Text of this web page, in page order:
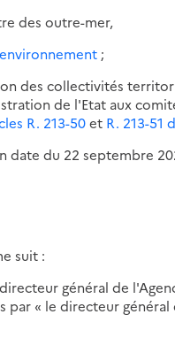
des outre-mer,
;
des collectivités
de l'Etat aux
R. 213-50et R. 213-51
date du 22 septembre
suit :
général de
« le directeur